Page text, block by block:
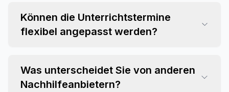
Können die Unterrichtstermine
flexibel angepasst werden?
Was unterscheidet Sie von anderen
Nachhilfeanbietern?